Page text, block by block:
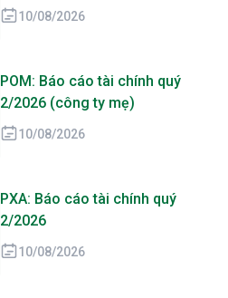
10/08/2026
POM: Báo cáo tài chính quý
2/2026 (công ty mẹ)
10/08/2026
PXA: Báo cáo tài chính quý
2/2026
10/08/2026